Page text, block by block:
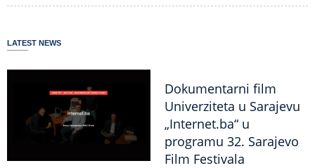
LATEST NEWS
Dokumentarni film
Univerziteta u Sarajevu
„Internet.ba“ u
programu 32. Sarajevo
Film Festivala